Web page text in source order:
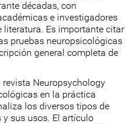
décadas, con
e investigadores
literatura. Es importante citar
pruebas neuropsicológicas
general completa de
Neuropsychology
en la práctica
los diversos tipos de
sus usos. El artículo